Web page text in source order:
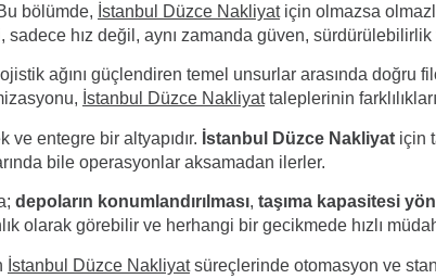
bölümde, İstanbul Düzce Nakliyatiçin olmazsa
sadece hız değil, aynı zamanda güven,
ağını güçlendiren temel unsurlar arasında doğru
İstanbul Düzce Nakliyattaleplerinin
ve entegre bir altyapıdır. İstanbul Düzce Nakliyat için
bile operasyonlar aksamadan ilerler.
depoların konumlandırılması, taşıma kapasitesi
olarak görebilir ve herhangi bir gecikmede hızlı
İstanbul Düzce Nakliyatsüreçlerinde otomasyon ve